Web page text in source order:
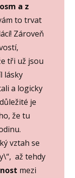
osm a z
to trvat
Zároveň
tři už jsou
lásky
a logicky
je
že tu
vztah se
až tehdy
mezi